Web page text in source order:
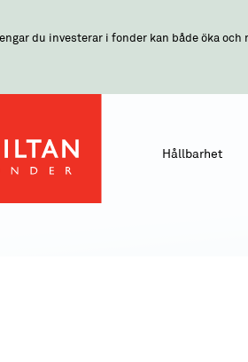
du investerar i fonder kan både öka
Hållbarhet